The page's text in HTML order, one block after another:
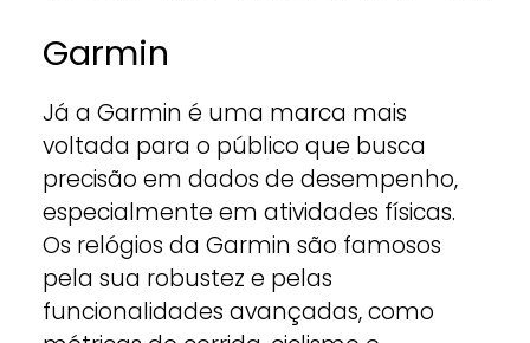
Garmin
Já a Garmin é uma marca mais
voltada para o público que busca
precisão em dados de desempenho,
especialmente em atividades físicas.
Os relógios da Garmin são famosos
pela sua robustez e pelas
funcionalidades avançadas, como